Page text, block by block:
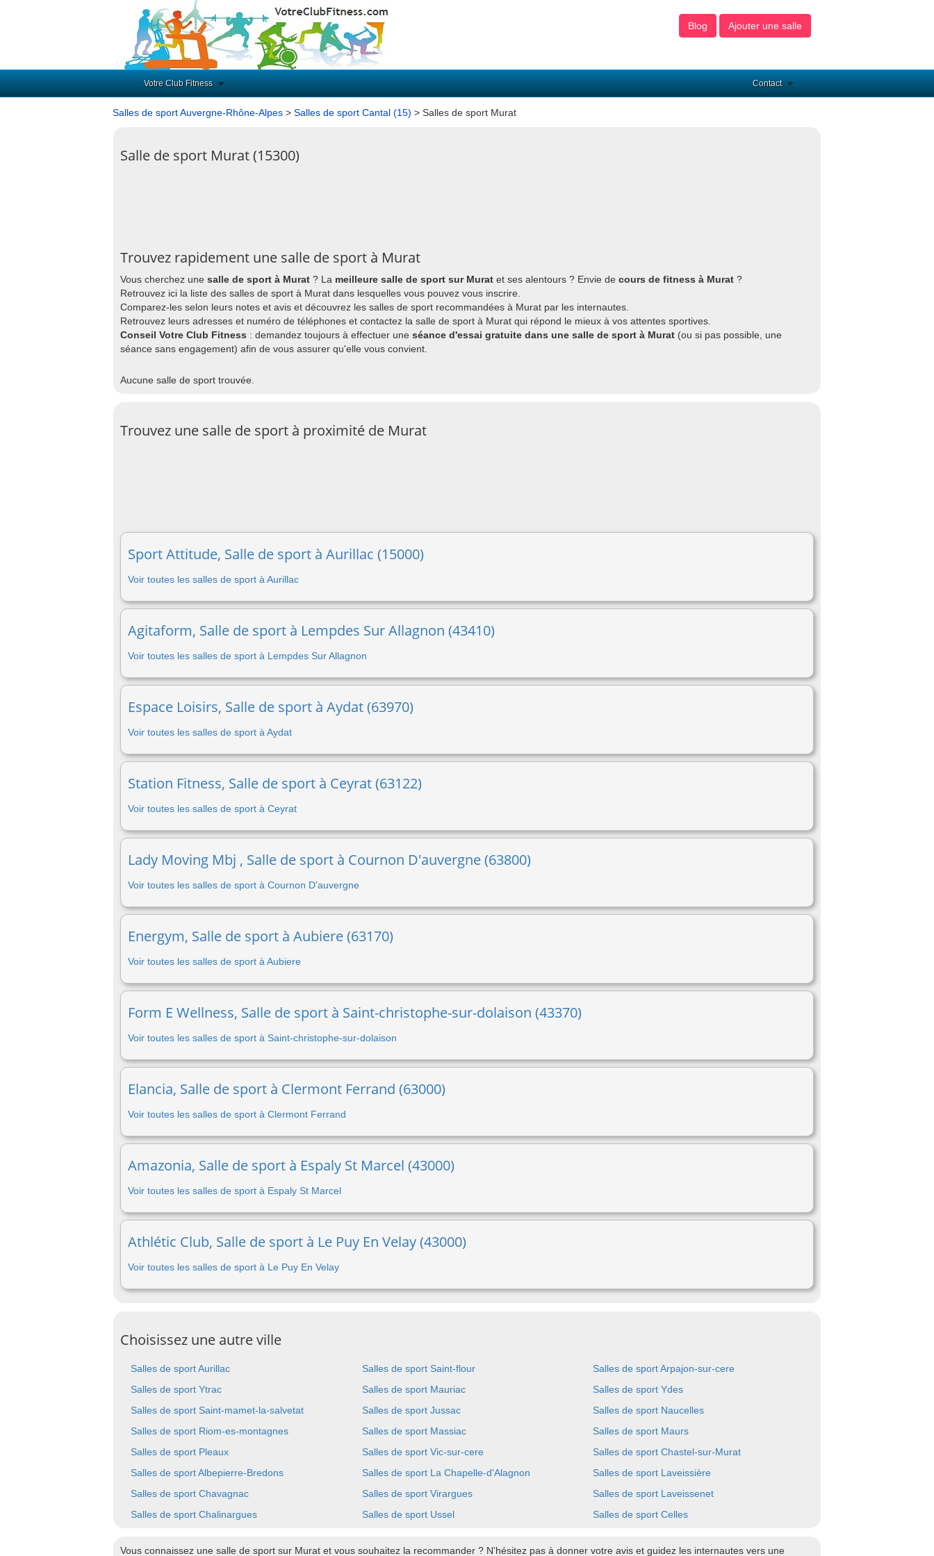
Blog Ajouter une salle
Votre Club Fitness Contact
Salles de sport Auvergne-Rhône-Alpes > Salles de sport Cantal (15) > Salles de sport Murat
Salle de sport Murat (15300)
Trouvez rapidement une salle de sport à Murat
Vous cherchez une salle de sport à Murat ? La meilleure salle de sport sur Murat et ses alentours ? Envie de cours de fitness à Murat ?
Retrouvez ici la liste des salles de sport à Murat dans lesquelles vous pouvez vous inscrire.
Comparez-les selon leurs notes et avis et découvrez les salles de sport recommandées à Murat par les internautes.
Retrouvez leurs adresses et numéro de téléphones et contactez la salle de sport à Murat qui répond le mieux à vos attentes sportives.
Conseil Votre Club Fitness : demandez toujours à effectuer une séance d'essai gratuite dans une salle de sport à Murat (ou si pas possible, une
séance sans engagement) afin de vous assurer qu'elle vous convient.
Aucune salle de sport trouvée.
Trouvez une salle de sport à proximité de Murat
Sport Attitude, Salle de sport à Aurillac (15000)
Voir toutes les salles de sport à Aurillac
Agitaform, Salle de sport à Lempdes Sur Allagnon (43410)
Voir toutes les salles de sport à Lempdes Sur Allagnon
Espace Loisirs, Salle de sport à Aydat (63970)
Voir toutes les salles de sport à Aydat
Station Fitness, Salle de sport à Ceyrat (63122)
Voir toutes les salles de sport à Ceyrat
Lady Moving Mbj , Salle de sport à Cournon D'auvergne (63800)
Voir toutes les salles de sport à Cournon D'auvergne
Energym, Salle de sport à Aubiere (63170)
Voir toutes les salles de sport à Aubiere
Form E Wellness, Salle de sport à Saint-christophe-sur-dolaison (43370)
Voir toutes les salles de sport à Saint-christophe-sur-dolaison
Elancia, Salle de sport à Clermont Ferrand (63000)
Voir toutes les salles de sport à Clermont Ferrand
Amazonia, Salle de sport à Espaly St Marcel (43000)
Voir toutes les salles de sport à Espaly St Marcel
Athlétic Club, Salle de sport à Le Puy En Velay (43000)
Voir toutes les salles de sport à Le Puy En Velay
Choisissez une autre ville
Salles de sport Aurillac Salles de sport Saint-flour
Salles de sport Arpajon-sur-cere
Salles de sport Ytrac
Salles de sport Mauriac
Salles de sport Ydes
Salles de sport Saint-mamet-la-salvetat
Salles de sport Jussac
Salles de sport Naucelles
Salles de sport Riom-es-montagnes
Salles de sport Massiac
Salles de sport Maurs
Salles de sport Pleaux
Salles de sport Vic-sur-cere
Salles de sport Chastel-sur-Murat
Salles de sport Albepierre-Bredons
Salles de sport La Chapelle-d'Alagnon
Salles de sport Laveissière
Salles de sport Chavagnac
Salles de sport Virargues
Salles de sport Laveissenet
Salles de sport Chalinargues
Salles de sport Ussel Salles de sport Celles
Vous connaissez une salle de sport sur Murat et vous souhaitez la recommander ? N'hésitez pas à donner votre avis et guidez les internautes vers une